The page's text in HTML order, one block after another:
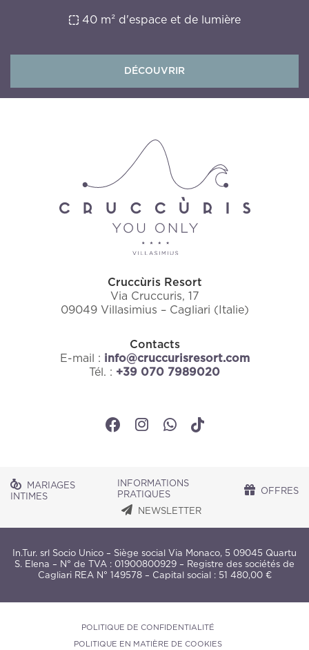
40 m² d'espace et de lumière
DÉCOUVRIR
Cruccùris Resort
Via Cruccuris, 17
09049 Villasimius – Cagliari (Italie)
Contacts
E-mail : info@cruccurisresort.com
Tél. : +39 070 7989020
MARIAGES
INTIMES
INFORMATIONS
PRATIQUES
OFFRES
NEWSLETTER
In.Tur. srl Socio Unico – Siège social Via Monaco, 5 09045 Quartu
S. Elena – N° de TVA : 01900800929 – Registre des sociétés de
Cagliari REA N° 149578 – Capital social : 51 480,00 €
POLITIQUE DE CONFIDENTIALITÉ
POLITIQUE EN MATIÈRE DE COOKIES